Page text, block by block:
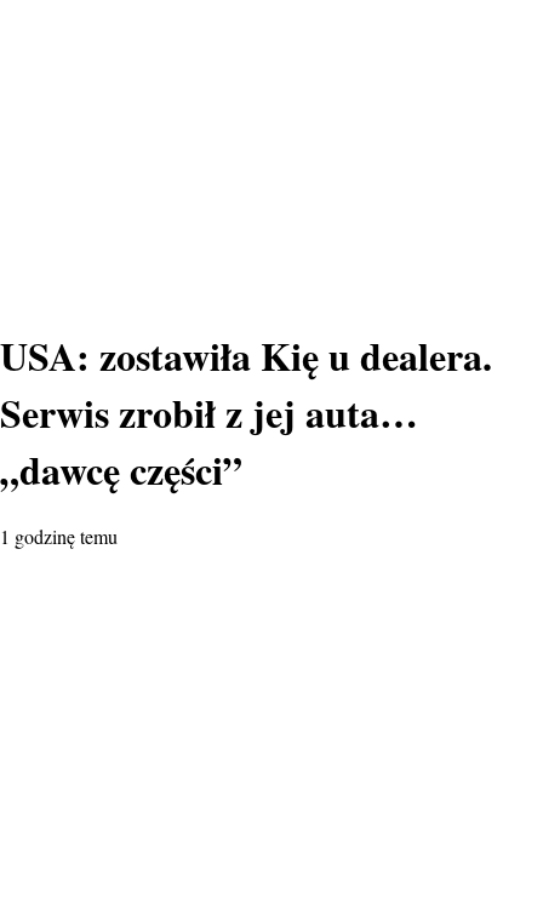
USA: zostawiła Kię u dealera.
Serwis zrobił z jej auta…
„dawcę części”
1 godzinę temu